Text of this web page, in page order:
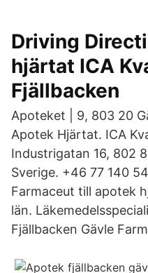
Driving
hjärtat ICA
Fjällbacken
Apoteket | 9, 803 20
Apotek Hjärtat. ICA
Industrigatan 16, 802
Sverige. +46 77 140
Farmaceut till apotek
län.
Fjällbacken Gävle